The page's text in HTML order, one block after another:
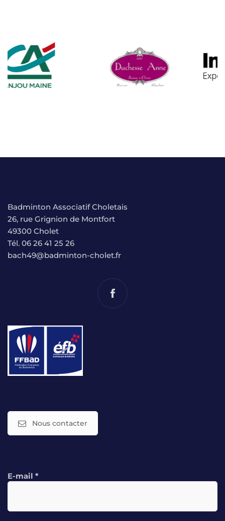
Badminton Associatif Choletais
26, rue Grignion de Montfort
49300 Cholet
Tél. 06 26 41 25 26
bach49@badminton-cholet.fr
Nous contacter
E-mail *